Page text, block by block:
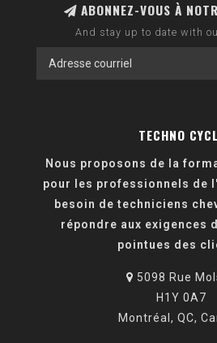
ABONNEZ-VOUS À
And stay up to date with
TECHNO
Nous proposons de la
pour les professionnels de
besoin de techniciens
répondre aux exigences
pointues des
5098 Rue
H1Y 0A7
Montréal, QC,